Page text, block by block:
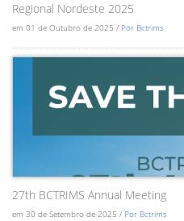
Regional Nordeste 2025
em 01 de Outubro de 2025 / Por Bctrims
27th BCTRIMS Annual Meeting
em 30 de Setembro de 2025 / Por Bctrims